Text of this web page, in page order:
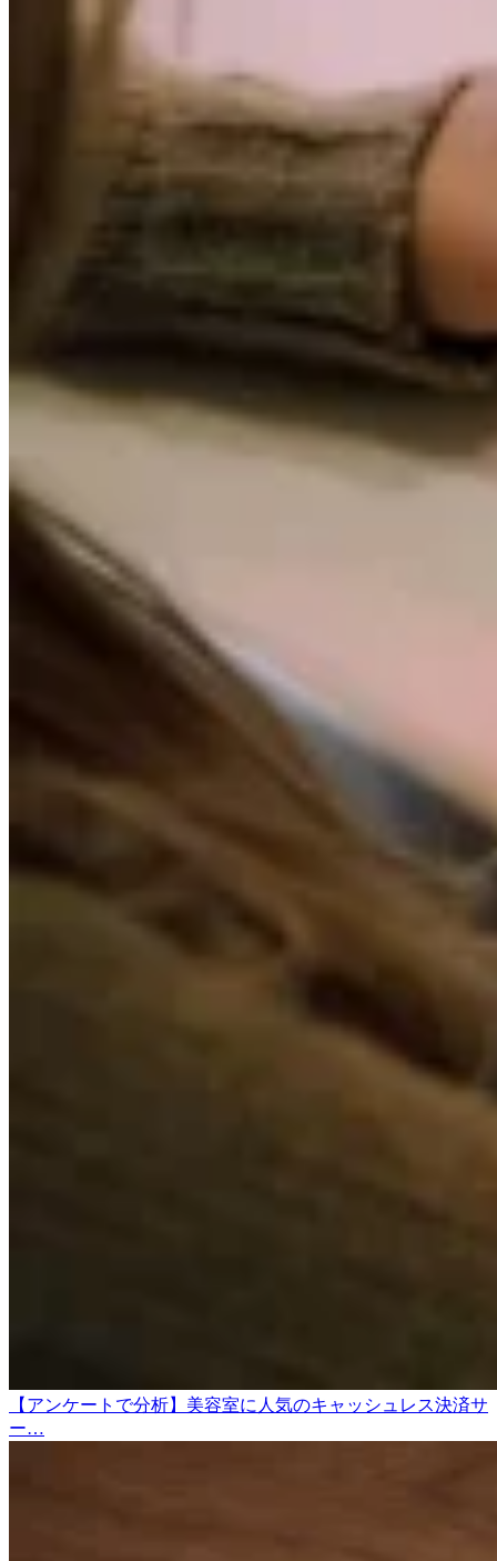
【アンケートで分析】美容室に人気のキャッシュレス決済サ
ー…